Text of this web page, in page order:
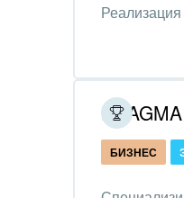
Интернет-
Крупные
внедрения
PRAGMA
БИЗНЕС